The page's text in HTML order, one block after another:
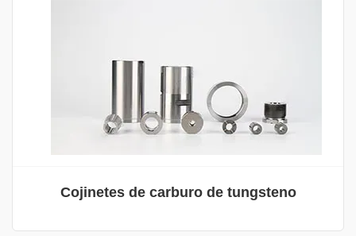
Cojinetes de carburo de tungsteno